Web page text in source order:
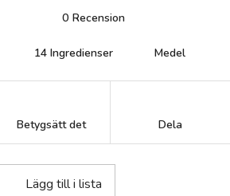
0 Recension
14 Ingredienser Medel
Betygsätt det Dela
Lägg till i lista